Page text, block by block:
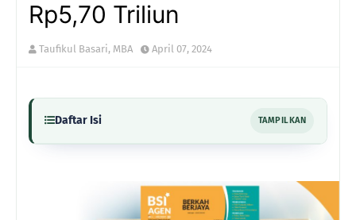
Rp5,70 Triliun
Taufikul Basari, MBA April 07, 2024
Daftar Isi TAMPILKAN